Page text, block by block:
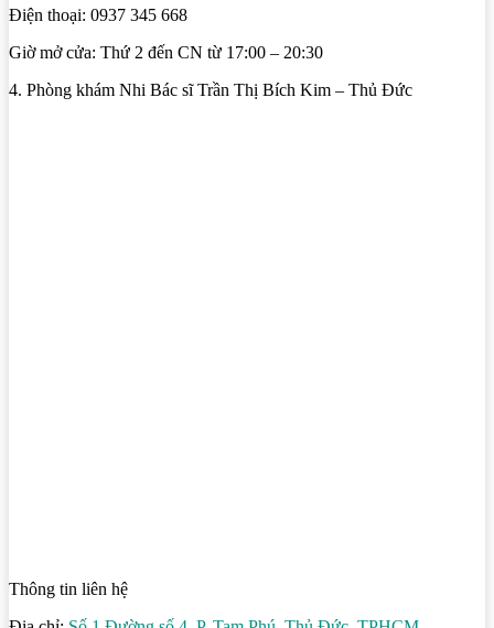
Điện thoại: 0937 345 668
Giờ mở cửa: Thứ 2 đến CN từ 17:00 – 20:30
4. Phòng khám Nhi Bác sĩ Trần Thị Bích Kim – Thủ Đức
Thông tin liên hệ